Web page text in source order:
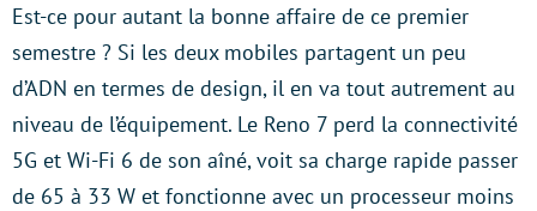
Est-ce pour autant la bonne affaire de ce premier
semestre ? Si les deux mobiles partagent un peu
d’ADN en termes de design, il en va tout autrement au
niveau de l’équipement. Le Reno 7 perd la connectivité
5G et Wi-Fi 6 de son aîné, voit sa charge rapide passer
de 65 à 33 W et fonctionne avec un processeur moins